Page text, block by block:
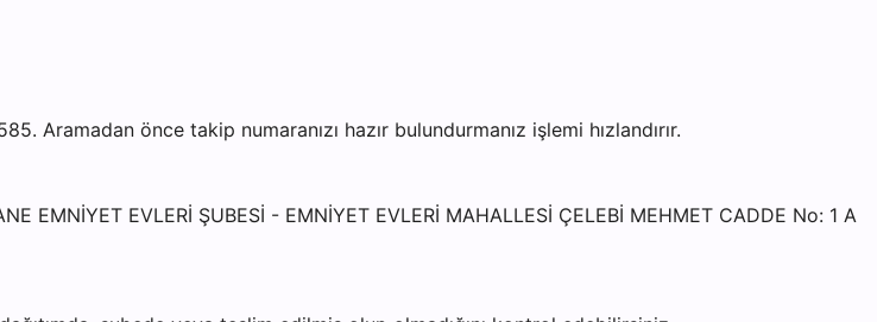
Aramadan önce takip numaranızı hazır bulundurmanız işlemi hızlandırır.
EMNİYET EVLERİ ŞUBESİ - EMNİYET EVLERİ MAHALLESİ ÇELEBİ MEHMET CADDE No: 1 A